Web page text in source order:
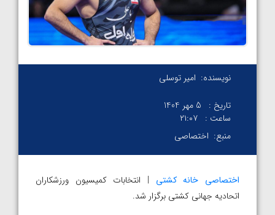
نویسنده: امیر توسلی
تاریخ :
5 مهر 1404
ساعت : ۲۱:۰۷
منبع: اختصاصی
اختصاصی خانه کشتی | انتخابات کمیسیون ورزشکاران
اتحادیه جهانی کشتی برگزار شد.